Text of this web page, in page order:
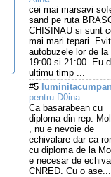
cei mai marsavi
sand pe ruta
CHISINAU si sunt
mai mari tepari.
autobuzele lor de la
19:00 si 21:00. Eu
ultimu timp ...
#5
pentru D0ina
Ca basarabean cu
diploma din rep.
, nu e nevoie de
echivalare dar ca
cu diploma de la
e necesar de
CNRED. Cu o ase...